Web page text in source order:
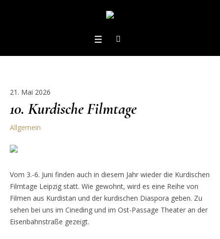
21. Mai 2026
10. Kurdische Filmtage
Allgemein
Vom 3.-6. Juni finden auch in diesem Jahr wieder die Kurdischen
Filmtage Leipzig statt. Wie gewohnt, wird es eine Reihe von
Filmen aus Kurdistan und der kurdischen Diaspora geben. Zu
sehen bei uns im Cineding und im Ost-Passage Theater an der
Eisenbahnstraße gezeigt.